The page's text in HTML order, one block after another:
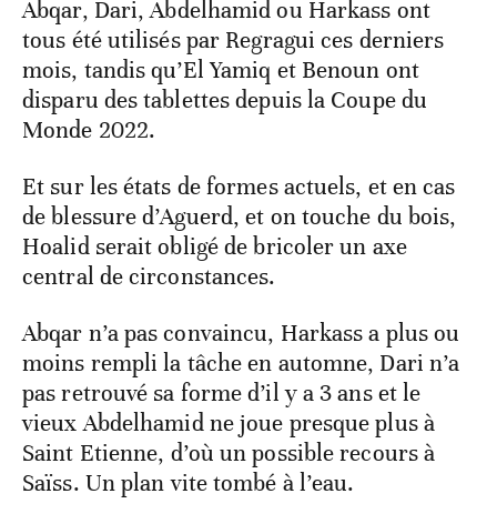
Abqar, Dari, Abdelhamid ou Harkass ont
tous été utilisés par Regragui ces derniers
mois, tandis qu’El Yamiq et Benoun ont
disparu des tablettes depuis la Coupe du
Monde 2022.
Et sur les états de formes actuels, et en cas
de blessure d’Aguerd, et on touche du bois,
Hoalid serait obligé de bricoler un axe
central de circonstances.
Abqar n’a pas convaincu, Harkass a plus ou
moins rempli la tâche en automne, Dari n’a
pas retrouvé sa forme d’il y a 3 ans et le
vieux Abdelhamid ne joue presque plus à
Saint Etienne, d’où un possible recours à
Saïss. Un plan vite tombé à l’eau.